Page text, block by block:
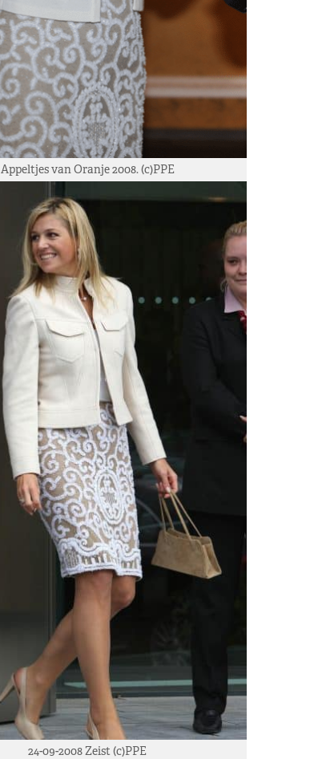
Appeltjes van Oranje 2008. (c)PPE
24-09-2008 Zeist (c)PPE